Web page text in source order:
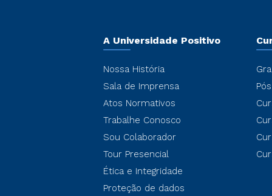
A Universidade Positivo
Nossa História
Sala de Imprensa
Atos Normativos
Trabalhe Conosco
Sou Colaborador
Tour Presencial
Ética e Integridade
Proteção de dados